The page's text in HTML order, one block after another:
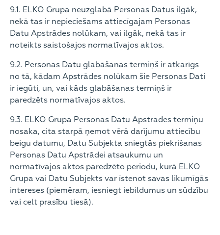
9.1. ELKO Grupa neuzglabā Personas Datus ilgāk,
nekā tas ir nepieciešams attiecīgajam Personas
Datu Apstrādes nolūkam, vai ilgāk, nekā tas ir
noteikts saistošajos normatīvajos aktos.
9.2. Personas Datu glabāšanas termiņš ir atkarīgs
no tā, kādam Apstrādes nolūkam šie Personas Dati
ir iegūti, un, vai kāds glabāšanas termiņš ir
paredzēts normatīvajos aktos.
9.3. ELKO Grupa Personas Datu Apstrādes termiņu
nosaka, cita starpā ņemot vērā darījumu attiecību
beigu datumu, Datu Subjekta sniegtās piekrišanas
Personas Datu Apstrādei atsaukumu un
normatīvajos aktos paredzēto periodu, kurā ELKO
Grupa vai Datu Subjekts var īstenot savas likumīgās
intereses (piemēram, iesniegt iebildumus un sūdzību
vai celt prasību tiesā).